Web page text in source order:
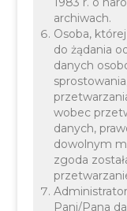
Wszystkie
Sport i turystyka
22 PAŹDZIERNIKA
archiwach.
Osoba,
do żądania
danych
wobec
danych,
dowolnym
zgoda
Pani/Pana